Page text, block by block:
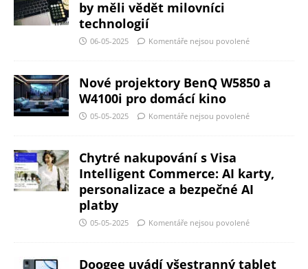
by měli vědět milovníci
technologií
06-05-2025 Komentáře nejsou povolené
Nové projektory BenQ W5850 a
W4100i pro domácí kino
05-05-2025 Komentáře nejsou povolené
Chytré nakupování s Visa
Intelligent Commerce: AI karty,
personalizace a bezpečné AI
platby
05-05-2025 Komentáře nejsou povolené
Doogee uvádí všestranný tablet